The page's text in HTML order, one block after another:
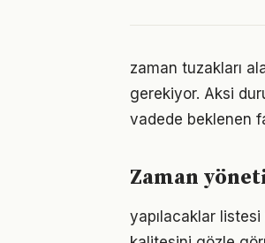
zaman tuzakları
gerekiyor. Aksi
vadede beklenen
Zaman
yapılacaklar